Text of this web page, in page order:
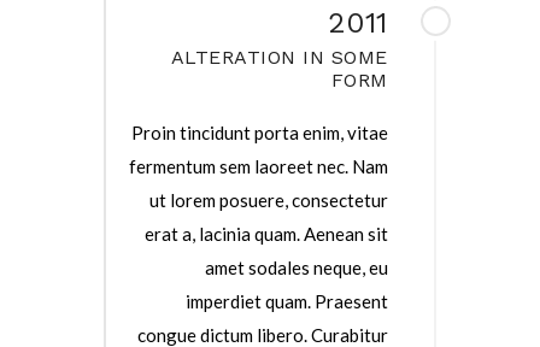
2011
ALTERATION IN SOME
FORM
Proin tincidunt porta enim, vitae
fermentum sem laoreet nec. Nam
ut lorem posuere, consectetur
erat a, lacinia quam. Aenean sit
amet sodales neque, eu
imperdiet quam. Praesent
congue dictum libero. Curabitur